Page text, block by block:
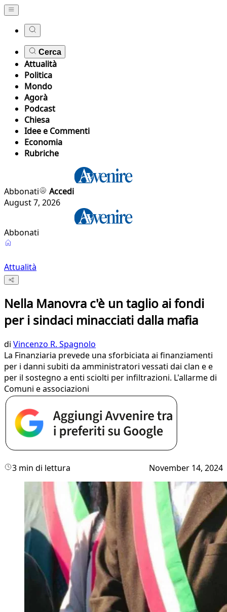
Cerca
Attualità
Politica
Mondo
Agorà
Podcast
Chiesa
Idee e Commenti
Economia
Rubriche
Abbonati
Accedi
August 7, 2026
Abbonati
Attualità
Nella Manovra c'è un taglio ai fondi
per i sindaci minacciati dalla mafia
di Vincenzo R. Spagnolo
La Finanziaria prevede una sforbiciata ai finanziamenti
per i danni subiti da amministratori vessati dai clan e e
per il sostegno a enti sciolti per infiltrazioni. L'allarme di
Comuni e associazioni
3 min di lettura November 14, 2024